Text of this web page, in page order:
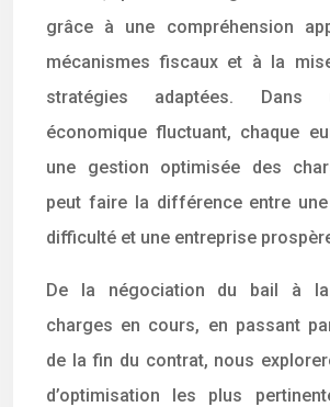
grâce à une compréhension
mécanismes fiscaux et à la
stratégies adaptées. Dans
économique fluctuant, chaque
une gestion optimisée des
peut faire la différence entre
difficulté et une entreprise
De la négociation du bail à
charges en cours, en passant
de la fin du contrat, nous
d’optimisation les plus